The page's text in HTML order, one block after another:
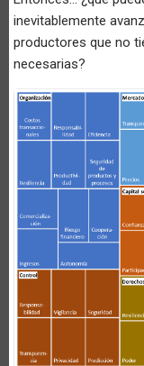
inevitablemente
productores que no
necesarias?